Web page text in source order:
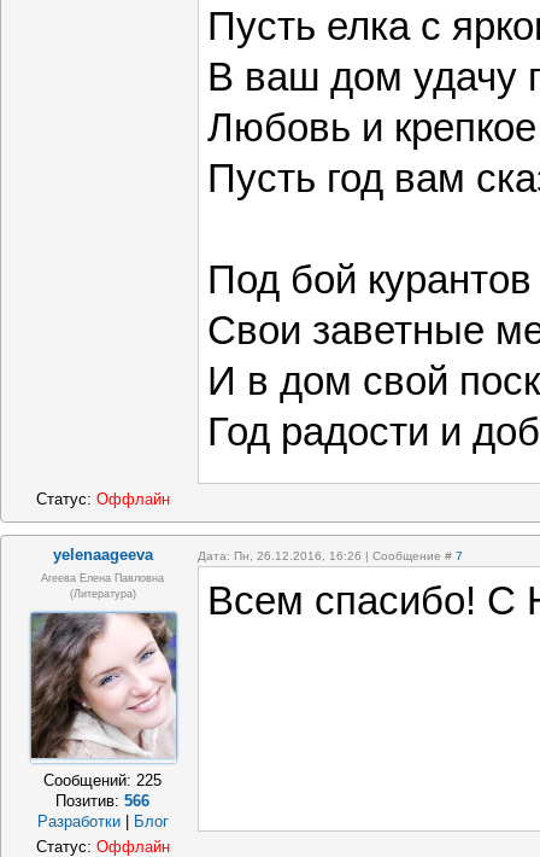
Пусть елка с
В ваш дом удачу
Любовь и
Пусть год вам
Под бой курантов
Свои заветные
И в дом свой
Год радости и
Статус: Оффлайн
yelenaageeva Дата: Пн, 26.12.2016, 16:26 | Сообщение # 7
Агеева Елена Павловна
(литература)
Сообщений:225
Позитив:566
Разработки
Блог
Всем спасибо! С
Статус: Оффлайн